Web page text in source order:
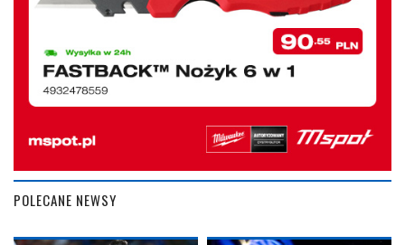
POLECANE NEWSY